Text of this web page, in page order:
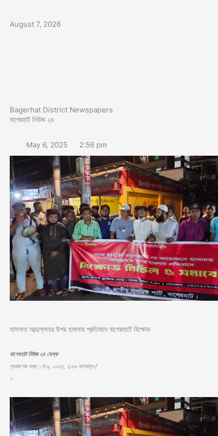
content
August 7, 2026
Bagerhat District Newspapers
বাগেরহাট নিউজ ২৪
May 6, 2025 2:56 pm
হাসনাত আব্দুল্লাহর উপর হামলার প্রতিবাদে বাগেরহাটে বিক্ষোভ
বাগেরহাট নিউজ ২৪ ডেস্ক
প্রকাশের সময় : মে ৬, ২০২৫, ২:৫৬ অপরাহ্ন /
০